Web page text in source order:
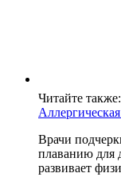
Читайте также:
Врачи
плаванию для
развивает